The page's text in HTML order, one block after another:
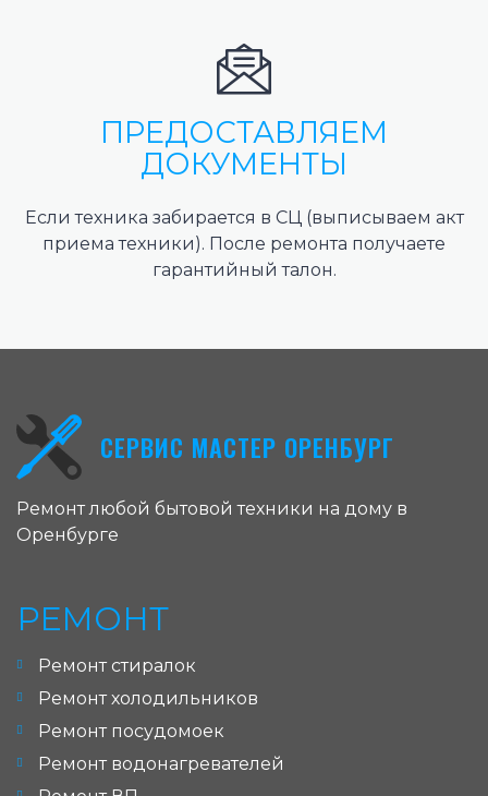
ПРЕДОСТАВЛЯЕМ
ДОКУМЕНТЫ
Если техника забирается в СЦ (выписываем акт
приема техники). После ремонта получаете
гарантийный талон.
СЕРВИС МАСТЕР ОРЕНБУРГ
Ремонт любой бытовой техники на дому в
Оренбурге
РЕМОНТ
Ремонт стиралок
Ремонт холодильников
Ремонт посудомоек
Ремонт водонагревателей